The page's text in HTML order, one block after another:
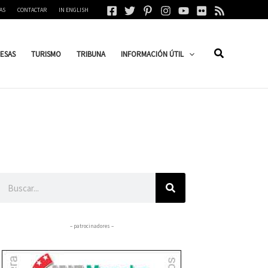
CONTACTAR IN ENGLISH
TURISMO TRIBUNA INFORMACIÓN ÚTIL
– patrocinadores –